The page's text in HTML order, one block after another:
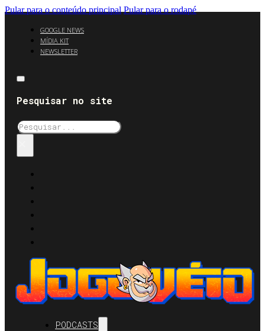
Pular para o conteúdo principal Pular para o rodapé
GOOGLE NEWS
MÍDIA KIT
NEWSLETTER
Pesquisar no site
Pesquisar
PODCASTS